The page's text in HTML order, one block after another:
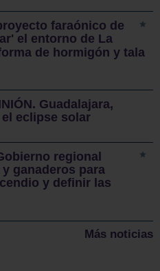
faraónico de
el entorno de La
de hormigón y tala
Guadalajara,
eclipse solar
regional
ganaderos para
y definir las
Más noticias